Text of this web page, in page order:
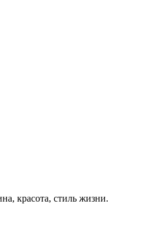
красота, стиль жизни.